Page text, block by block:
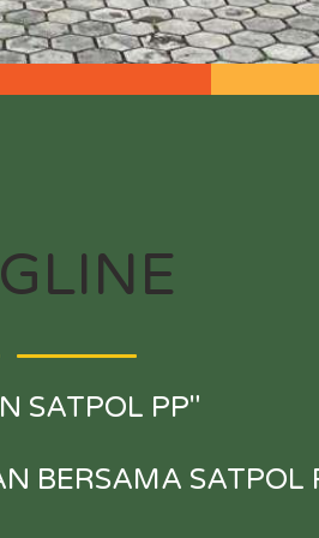
SATPOL PP"
BERSAMA SATPOL